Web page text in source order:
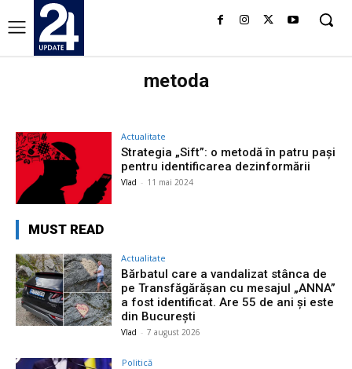
metoda
Actualitate
Strategia „Sift”: o metodă în patru pași
pentru identificarea dezinformării
Vlad - 11 mai 2024
MUST READ
Actualitate
Bărbatul care a vandalizat stânca de
pe Transfăgărășan cu mesajul „ANNA”
a fost identificat. Are 55 de ani și este
din București
Vlad - 7 august 2026
Politică